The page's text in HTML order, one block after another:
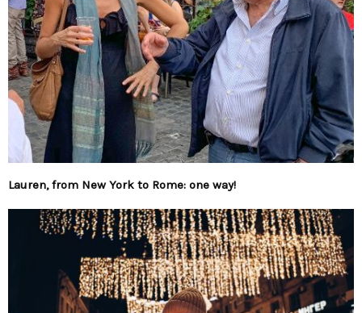
Lauren, from New York to Rome: one way!